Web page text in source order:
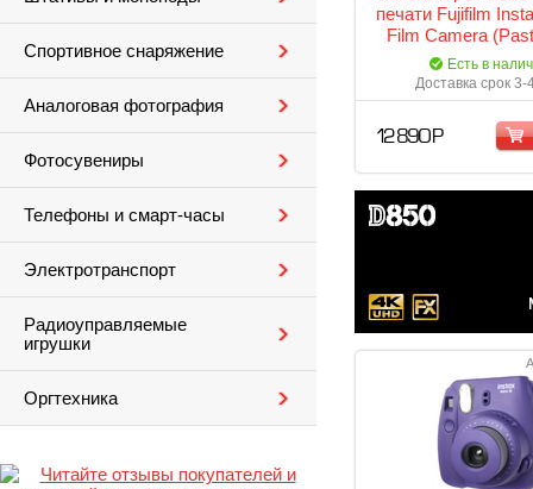
Спортивное снаряжение
Аналоговая фотография
Фотосувениры
Телефоны и смарт-часы
Электротранспорт
Радиоуправляемые
игрушки
Оргтехника
печати Fujifilm
Film Camera
Есть в
Доставка срок 3-
12 890 Р